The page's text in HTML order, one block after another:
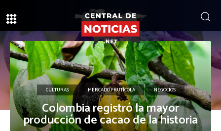
CULTURAS MERCADO FRUTÍCOLA NEGOCIOS
Colombia registró la mayor
producción de cacao de la historia